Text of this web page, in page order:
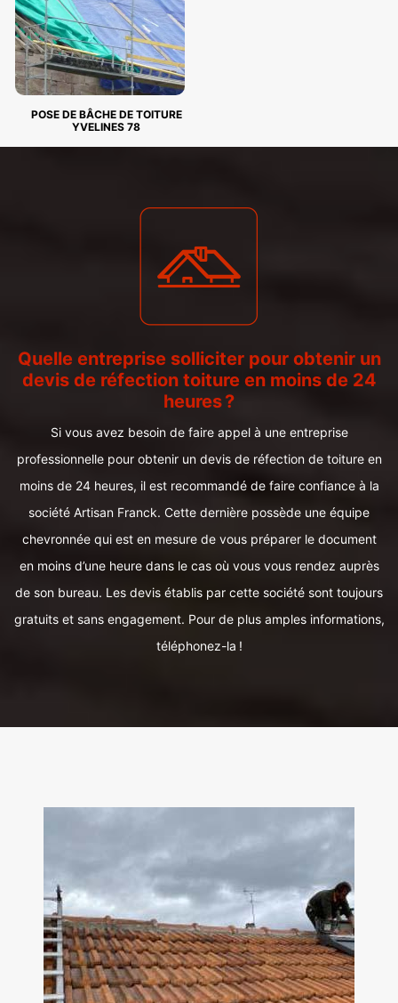
POSE DE BÂCHE DE TOITURE
YVELINES 78
Quelle entreprise solliciter pour obtenir un
devis de réfection toiture en moins de 24
heures ?
Si vous avez besoin de faire appel à une entreprise
professionnelle pour obtenir un devis de réfection de toiture en
moins de 24 heures, il est recommandé de faire confiance à la
société Artisan Franck. Cette dernière possède une équipe
chevronnée qui est en mesure de vous préparer le document
en moins d’une heure dans le cas où vous vous rendez auprès
de son bureau. Les devis établis par cette société sont toujours
gratuits et sans engagement. Pour de plus amples informations,
téléphonez-la !